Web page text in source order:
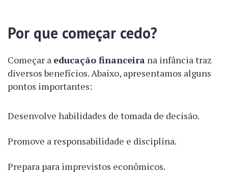
Por que começar cedo?
Começar a educação financeira na infância traz
diversos benefícios. Abaixo, apresentamos alguns
pontos importantes:
Desenvolve habilidades de tomada de decisão.
Promove a responsabilidade e disciplina.
Prepara para imprevistos econômicos.